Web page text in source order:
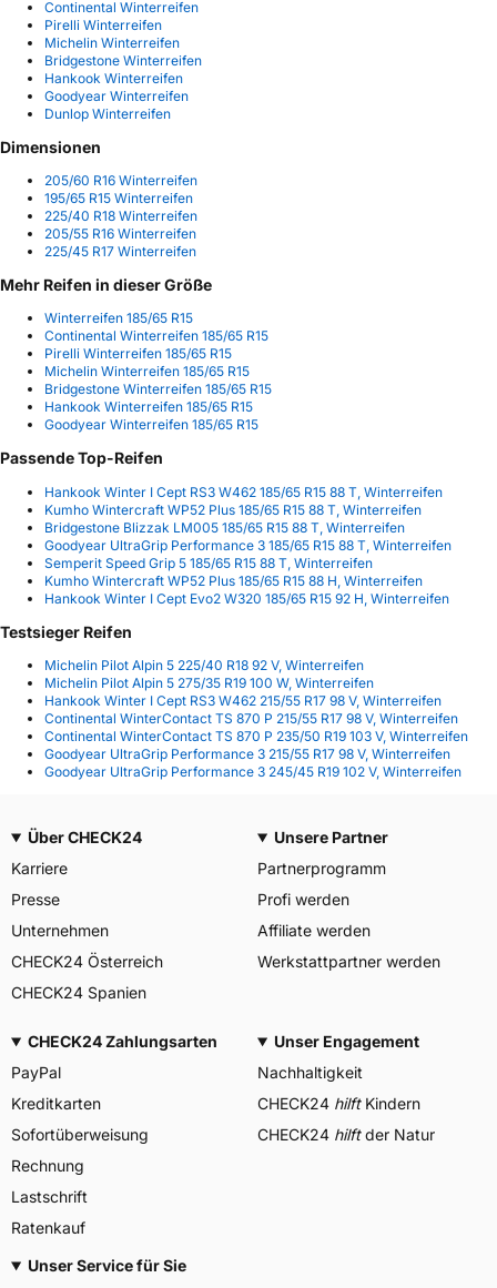
Continental Winterreifen
Pirelli Winterreifen
Michelin Winterreifen
Bridgestone Winterreifen
Hankook Winterreifen
Goodyear Winterreifen
Dunlop Winterreifen
Dimensionen
205/60 R16 Winterreifen
195/65 R15 Winterreifen
225/40 R18 Winterreifen
205/55 R16 Winterreifen
225/45 R17 Winterreifen
Mehr Reifen in dieser Größe
Winterreifen 185/65 R15
Continental Winterreifen 185/65 R15
Pirelli Winterreifen 185/65 R15
Michelin Winterreifen 185/65 R15
Bridgestone Winterreifen 185/65 R15
Hankook Winterreifen 185/65 R15
Goodyear Winterreifen 185/65 R15
Passende Top-Reifen
Hankook Winter I Cept RS3 W462 185/65 R15 88 T, Winterreifen
Kumho Wintercraft WP52 Plus 185/65 R15 88 T, Winterreifen
Bridgestone Blizzak LM005 185/65 R15 88 T, Winterreifen
Goodyear UltraGrip Performance 3 185/65 R15 88 T, Winterreifen
Semperit Speed Grip 5 185/65 R15 88 T, Winterreifen
Kumho Wintercraft WP52 Plus 185/65 R15 88 H, Winterreifen
Hankook Winter I Cept Evo2 W320 185/65 R15 92 H, Winterreifen
Testsieger Reifen
Michelin Pilot Alpin 5 225/40 R18 92 V, Winterreifen
Michelin Pilot Alpin 5 275/35 R19 100 W, Winterreifen
Hankook Winter I Cept RS3 W462 215/55 R17 98 V, Winterreifen
Continental WinterContact TS 870 P 215/55 R17 98 V, Winterreifen
Continental WinterContact TS 870 P 235/50 R19 103 V, Winterreifen
Goodyear UltraGrip Performance 3 215/55 R17 98 V, Winterreifen
Goodyear UltraGrip Performance 3 245/45 R19 102 V, Winterreifen
Über CHECK24
Karriere
Presse
Unternehmen
CHECK24 Österreich
CHECK24 Spanien
Unsere Partner
Partnerprogramm
Profi werden
Affiliate werden
Werkstattpartner werden
CHECK24 Zahlungsarten
PayPal
Kreditkarten
Sofortüberweisung
Rechnung
Lastschrift
Ratenkauf
Unser Engagement
Nachhaltigkeit
CHECK24 hilftKindern
CHECK24 hilftder Natur
Unser Service für Sie